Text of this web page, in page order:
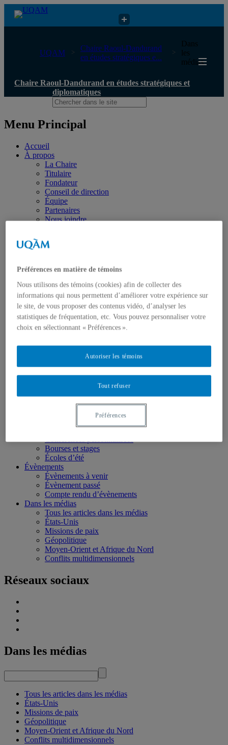
Chaire Raoul-Dandurand en études stratégiques et diplomatiques
UQAM
Chaire Raoul-Dandurand
en études stratégiques e...
Dans
les
médias
Chaire Raoul-Dandurand en études stratégiques et
diplomatiques
Menu Principal
Accueil
À propos
La Chaire
Titulaire
Fondateur
Conseil de direction
Équipe
Partenaires
Nous joindre
Centre FrancoPaix
Moyen-Orient et Afrique du Nord
Conflits multidimensionnels
Accueil
Répertoire
Chercheur-e-s
Tou-te-s les chercheur-e-s
États-Unis
Centre FrancoPaix
Moyen-Orient et Afrique du Nord
Conflits multidimensionnels
Publications
Toutes les publications
Géopolitique
Moyen-Orient et Afrique du Nord
Bourses et stages
Écoles d’été
Évènements
Évènements à venir
Évènement passé
Compte rendu d’évènements
Dans les médias
Tous les articles dans les médias
États-Unis
Missions de paix
Géopolitique
Moyen-Orient et Afrique du Nord
Conflits multidimensionnels
Réseaux sociaux
Dans les médias
Tous les articles dans les médias
États-Unis
Missions de paix
Géopolitique
Moyen-Orient et Afrique du Nord
Conflits multidimensionnels
Préférences en matière de témoins
Nous utilisons des témoins (cookies) afin de collecter des
informations qui nous permettent d’améliorer votre expérience sur
le site, de vous proposer des contenus vidéo, d’analyser les
statistiques de fréquentation, etc. Vous pouvez personnaliser votre
choix en sélectionnant « Préférences ».
Tout refuser
Autoriser les témoins
Préférences